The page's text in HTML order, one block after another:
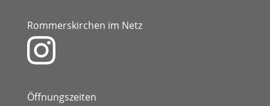
Rommerskirchen im Netz
Öffnungszeiten